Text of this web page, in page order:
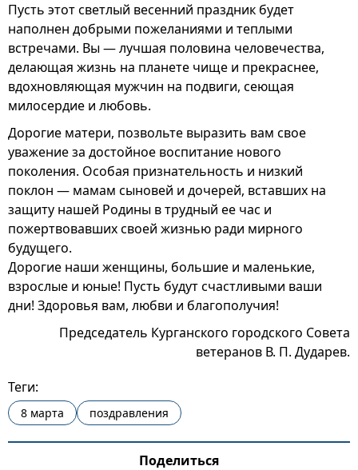
Пусть этот светлый весенний праздник будет
наполнен добрыми пожеланиями и теплыми
встречами. Вы — лучшая половина человечества,
делающая жизнь на планете чище и прекраснее,
вдохновляющая мужчин на подвиги, сеющая
милосердие и любовь.
Дорогие матери, позвольте выразить вам свое
уважение за достойное воспитание нового
поколения. Особая признательность и низкий
поклон — мамам сыновей и дочерей, вставших на
защиту нашей Родины в трудный ее час и
пожертвовавших своей жизнью ради мирного
будущего.
Дорогие наши женщины, большие и маленькие,
взрослые и юные! Пусть будут счастливыми ваши
дни! Здоровья вам, любви и благополучия!
Председатель Курганского городского Совета
ветеранов В. П. Дударев.
Теги:
8 марта поздравления
Поделиться